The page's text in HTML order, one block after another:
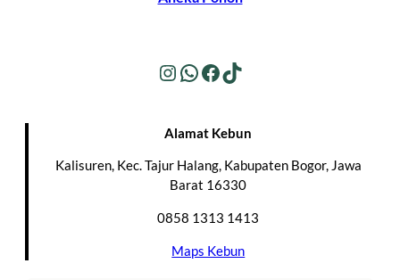
Instagram WhatsApp Facebook TikTok
Alamat Kebun
Kalisuren, Kec. Tajur Halang, Kabupaten Bogor, Jawa
Barat 16330
0858 1313 1413
Maps Kebun